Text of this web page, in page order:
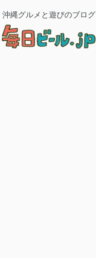
沖縄グルメと遊びのブログ